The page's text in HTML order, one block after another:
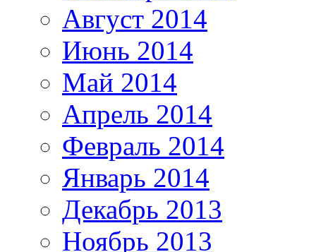
Август 2014
Июнь 2014
Май 2014
Апрель 2014
Февраль 2014
Январь 2014
Декабрь 2013
Ноябрь 2013